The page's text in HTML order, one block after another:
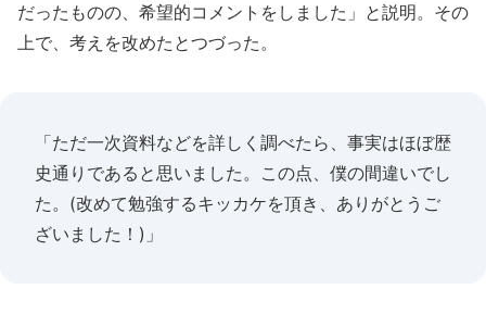
だったものの、希望的コメントをしました」と説明。その
上で、考えを改めたとつづった。
「ただ一次資料などを詳しく調べたら、事実はほぼ歴
史通りであると思いました。この点、僕の間違いでし
た。(改めて勉強するキッカケを頂き、ありがとうご
ざいました！)」